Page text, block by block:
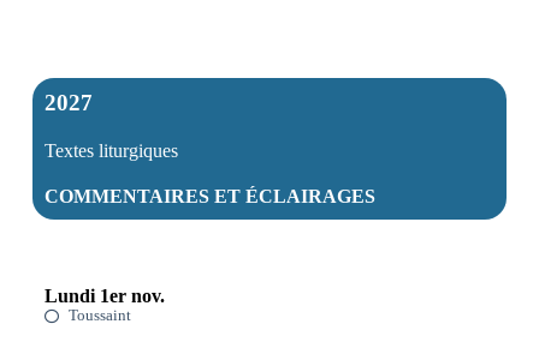
2027
Textes liturgiques
COMMENTAIRES ET ÉCLAIRAGES
Lundi 1er nov.
Toussaint